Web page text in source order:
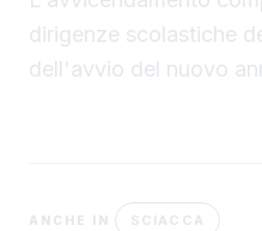
dirigenze scolastiche
dell'avvio del nuovo
ANCHE IN SCIACCA